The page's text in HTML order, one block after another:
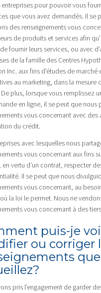
entreprises pour pouvoir vous
que vous avez demandés. Il se
des renseignements vous
de produits et services afin
fournir leurs services, ou avec
de la famille des Centres
Inc. aux fins d’études de marché
au marketing, dans la mesure
plus, lorsque vous remplissez
en ligne, il se peut que nous
vous concernant avec des
du crédit.
avec lesquelles nous
vous concernant aux fins
vertu d’un contrat, respecter
Il se peut que nous
vous concernant, au
la loi le permet. Nous ne
vous concernant à des
puis-je
ou corriger
pris l’engagement de garder